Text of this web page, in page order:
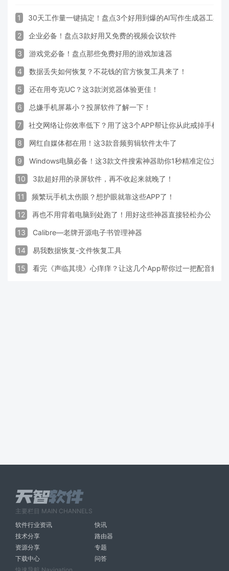
1 30天工作量一键搞定！盘点3个好用到爆的AI写作生成器工具
2 企业必备！盘点3款好用又免费的视频会议软件
3 游戏党必备！盘点那些免费好用的游戏加速器
4 数据丢失如何恢复？不花钱的官方恢复工具来了！
5 还在用夸克UC？这3款浏览器体验更佳！
6 总嫌手机屏幕小？投屏软件了解一下！
7 社交网络让你效率低下？用了这3个APP帮让你从此戒掉手机！
8 网红自媒体都在用！这3款音频剪辑软件太牛了
9 Windows电脑必备！这3款文件搜索神器助你1秒精准定位文件
10 3款超好用的录屏软件，再不收起来就晚了！
11 频繁玩手机太伤眼？想护眼就靠这些APP了！
12 再也不用背着电脑到处跑了！用好这些神器直接轻松办公
13 Calibre—老牌开源电子书管理神器
14 易我数据恢复-文件恢复工具
15 看完《声临其境》心痒痒？让这几个App帮你过一把配音瘾
主要栏目 MAIN CHANNELS
软件行业资讯
快讯
技术分享
路由器
资源分享
专题
下载中心
问答